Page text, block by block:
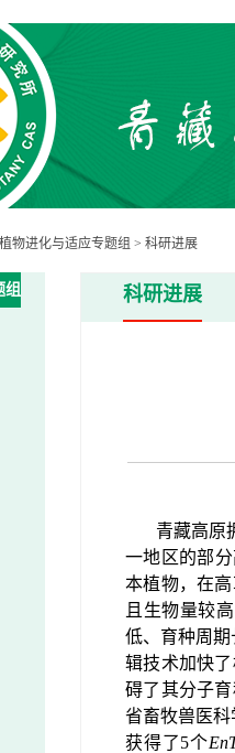
物进化与适应专题组 > 科研进展
组 科研进展
青藏高原
一地区的部
本植物，在
且生物量较
低、育种周
辑技术加快
碍了其分子
省畜牧兽医
获得了5个